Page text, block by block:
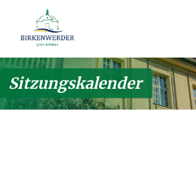
Zum Hauptinhalt springen
Sitzungskalender